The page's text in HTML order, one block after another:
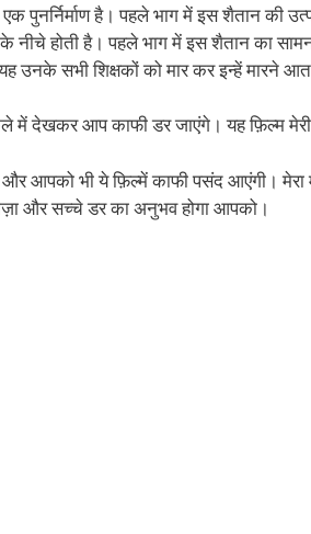
पुनर्निर्माण है। पहले भाग में इस शैतान की
के नीचे होती है। पहले भाग में इस शैतान का
उनके सभी शिक्षकों को मार कर इन्हें मारने
में देखकर आप काफी डर जाएंगे। यह फ़िल्म
और आपको भी ये फ़िल्में काफी पसंद आएंगी।
और सच्चे डर का अनुभव होगा आपको।